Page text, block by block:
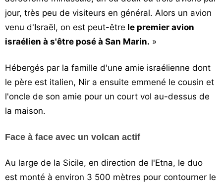
jour, très peu de visiteurs en général. Alors un avion
venu d'Israël, on est peut-être le premier avion
israélien à s'être posé à San Marin. »
Hébergés par la famille d'une amie israélienne dont
le père est italien, Nir a ensuite emmené le cousin et
l'oncle de son amie pour un court vol au-dessus de
la maison.
Face à face avec un volcan actif
Au large de la Sicile, en direction de l'Etna, le duo
est monté à environ 3 500 mètres pour contourner le